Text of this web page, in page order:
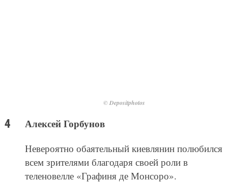
© Depositphotos
Алексей Горбунов
Невероятно обаятельный киевлянин полюбился
всем зрителями благодаря своей роли в
теленовелле «Графиня де Монсоро».